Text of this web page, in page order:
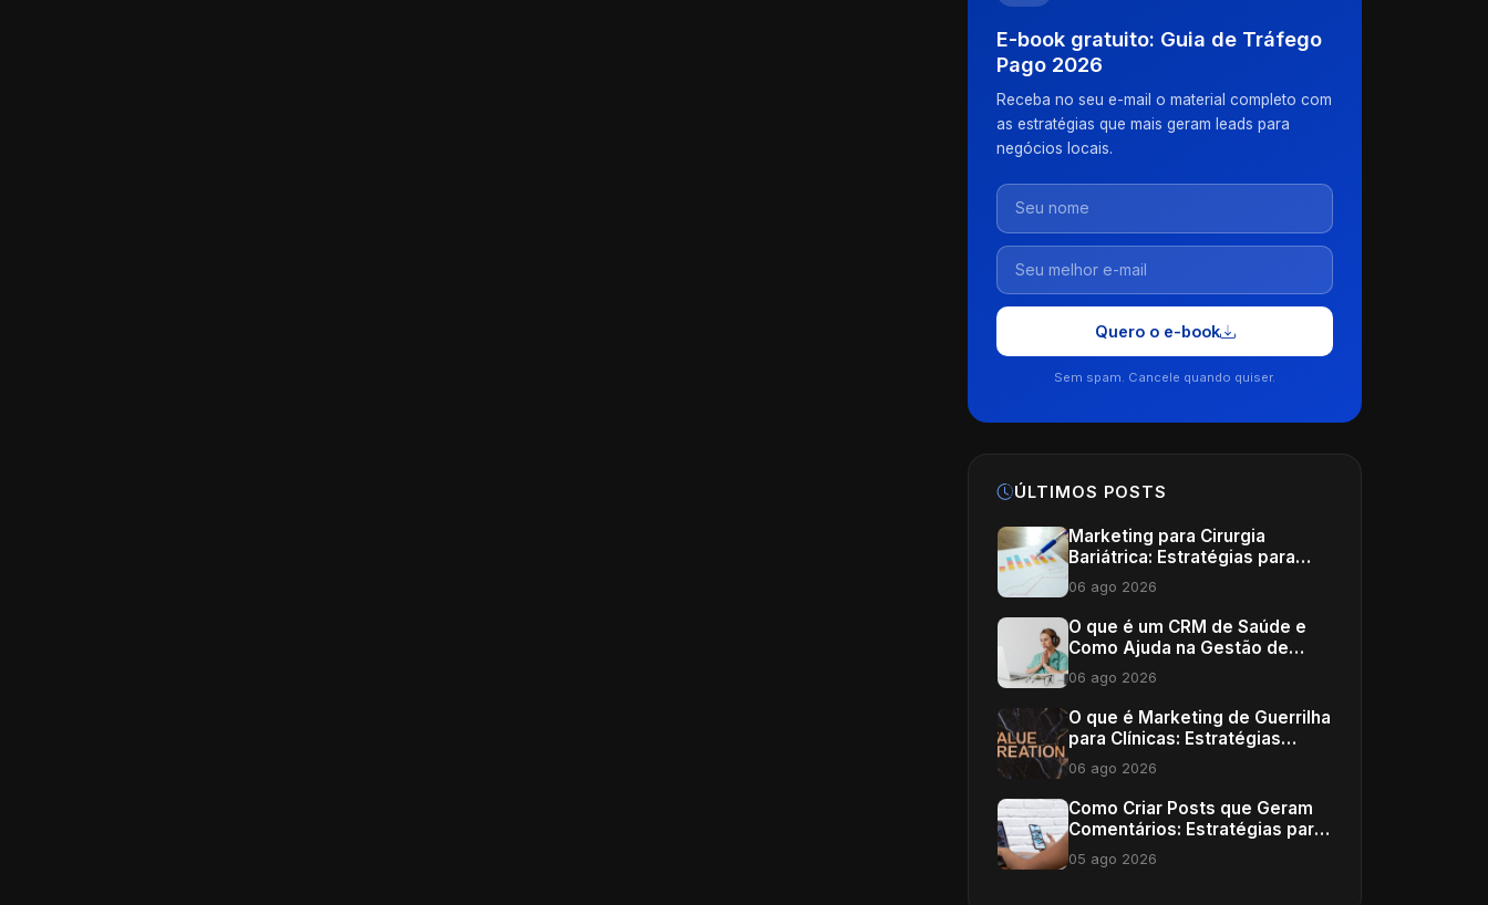
E-book gratuito: Guia de Tráfego
Pago 2026
Receba no seu e-mail o material completo com
as estratégias que mais geram leads para
negócios locais.
Quero o e-book
Sem spam. Cancele quando quiser.
ÚLTIMOS POSTS
Marketing para Cirurgia
Bariátrica: Estratégias para
Potencializar Sua Clínica
06 ago 2026
O que é um CRM de Saúde e
Como Ajuda na Gestão de
Clínicas
06 ago 2026
O que é Marketing de Guerrilha
para Clínicas: Estratégias
Inovadoras
06 ago 2026
Como Criar Posts que Geram
Comentários: Estratégias para
Médicos
05 ago 2026